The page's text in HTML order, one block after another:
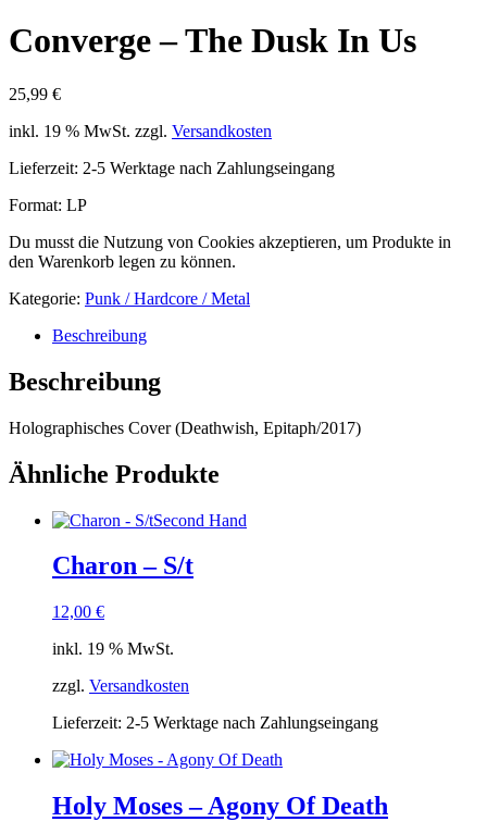
Converge – The Dusk In Us
25,99 €
inkl. 19 % MwSt. zzgl. Versandkosten
Lieferzeit: 2-5 Werktage nach Zahlungseingang
Format: LP
Du musst die Nutzung von Cookies akzeptieren, um Produkte in
den Warenkorb legen zu können.
Kategorie: Punk / Hardcore / Metal
Beschreibung
Beschreibung
Holographisches Cover (Deathwish, Epitaph/2017)
Ähnliche Produkte
Second Hand
Charon – S/t
12,00 €
inkl. 19 % MwSt.
zzgl. Versandkosten
Lieferzeit: 2-5 Werktage nach Zahlungseingang
Holy Moses – Agony Of Death